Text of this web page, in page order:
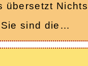
Sie sind die…